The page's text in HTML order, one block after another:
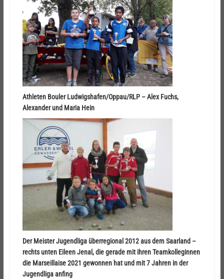
Athleten Bouler Ludwigshafen/Oppau/RLP –Alex Fuchs,
Alexander und Maria Hein
Der Meister Jugendliga überregional 2012 aus dem Saarland –
rechts unten Eileen Jenal, die gerade mit ihren Teamkolleginnen
die Marseillaise 2021 gewonnen hat und mit 7 Jahren in der
Jugendliga anfing